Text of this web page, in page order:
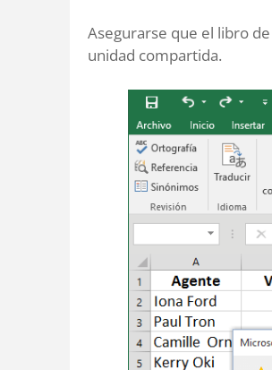
Asegurarse que el libro
unidad compartida.